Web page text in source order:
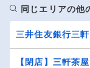
同じエリアの他
三井住友銀行三
【閉店】三軒茶